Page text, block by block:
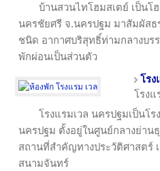
บ้านสวนไทโฮมสเตย์ เป็นโ
นครชัยศรี จ.นครปฐม มาสัมผัส
ชนิด อากาศบริสุทธิ์ท่ามกลางบร
พักผ่อนเป็นส่วนตัว
โรง
โรง
โรงแรมเวล นครปฐมเป็นโ
นครปฐม ตั้งอยู่ในศูนย์กลางย่าน
สถานที่สำคัญทางประวัติศาสตร์
สนามจันทร์